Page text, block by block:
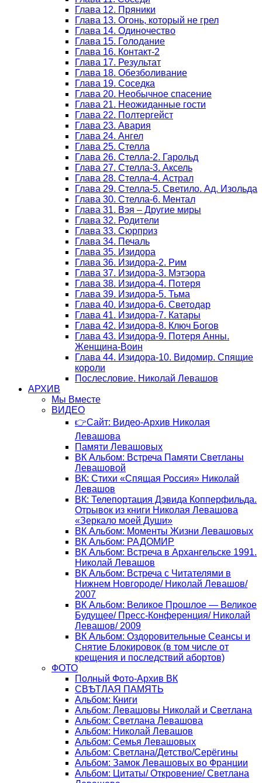
Глава 12. Пряники
Глава 13. Огонь, который не грел
Глава 14. Одиночество
Глава 15. Голодание
Глава 16. Контакт-2
Глава 17. Результат
Глава 18. Обезболивание
Глава 19. Соседка
Глава 20. Необычное спасение
Глава 21. Неожиданные гости
Глава 22. Полтергейст
Глава 23. Авария
Глава 24. Ангел
Глава 25. Стелла
Глава 26. Стелла-2. Гарольд
Глава 27. Стелла-3. Аксель
Глава 28. Стелла-4. Астрал
Глава 29. Стелла-5. Светило. Ад. Изольда
Глава 30. Стелла-6. Ментал
Глава 31. Вэя – Другие миры
Глава 32. Родители
Глава 33. Сюрприз
Глава 34. Печаль
Глава 35. Изидора
Глава 36. Изидора-2. Рим
Глава 37. Изидора-3. Мэтэора
Глава 38. Изидора-4. Потеря
Глава 39. Изидора-5. Тьма
Глава 40. Изидора-6. Светодар
Глава 41. Изидора-7. Катары
Глава 42. Изидора-8. Ключ Богов
Глава 43. Изидора-9. Потеря Анны.
Женщина-Воин
Глава 44. Изидора-10. Видомир. Спящие
короли
Послесловие. Николай Левашов
АРХИВ
Мы Вместе
ВИДЕО
👉Сайт: Видео-Архив Николая
Левашова
Памяти Левашовых
ВК Альбом: Встреча Памяти Светланы
Левашовой
ВК: Стихи «Спящая Россия» Николай
Левашов
ВК: Телепортация Дэвида Копперфильда.
Отрывок из книги Николая Левашова
«Зеркало моей Души»
ВК Альбом: Моменты Жизни Левашовых
ВК Альбом: РАДОМИР
ВК Альбом: Встреча в Архангельске 1991.
Николай Левашов
ВК Альбом: Встреча с Читателями в
Нижнем Новгороде/ Николай Левашов/
2007
ВК Альбом: Великое Прошлое — Великое
Будущее/ Пресс-Конференция/ Николай
Левашов/ 2009
ВК Альбом: Оздоровительные Сеансы и
Снятие Блокировок (в том числе от
крещения и последствий абортов)
ФОТО
Полный Фото-Архив ВК
СВѢТЛАЯ ПАМЯТЬ
Альбом: Книги
Альбом: Левашовы Николай и Светлана
Альбом: Светлана Левашова
Альбом: Николай Левашов
Альбом: Семья Левашовых
Альбом: Светлана/Детство/Серёгины
Альбом: Замок Левашовых во Франции
Альбом: Цитаты/ Откровение/ Светлана